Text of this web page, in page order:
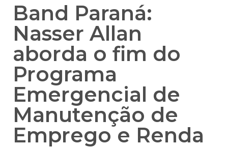
Band Paraná:
Nasser Allan
aborda o fim do
Programa
Emergencial de
Manutenção de
Emprego e Renda